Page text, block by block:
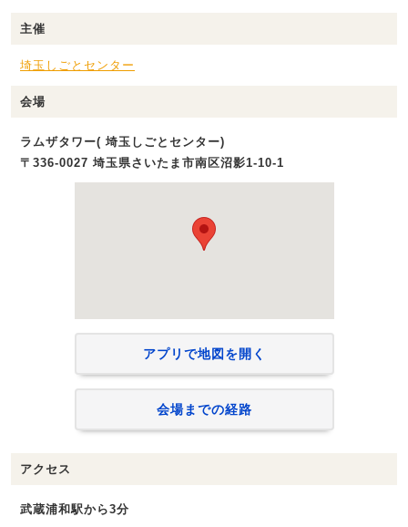
主催
埼玉しごとセンター
会場
ラムザタワー( 埼玉しごとセンター)
〒336-0027 埼玉県さいたま市南区沼影1‐10‐1
アプリで地図を開く
会場までの経路
アクセス
武蔵浦和駅から3分